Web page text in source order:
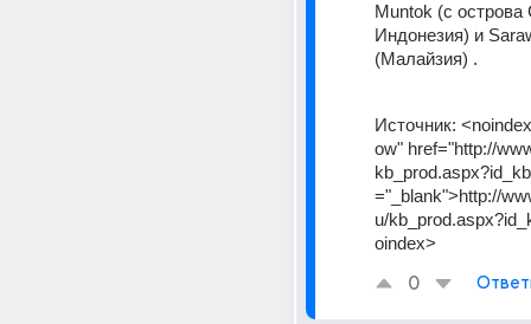
Muntok (с острова
Индонезия) и
(Малайзия) .
Источник:
ow" href="http://
="_blank">http://
u/
oindex>
0